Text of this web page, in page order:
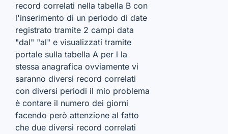
record correlati nella tabella B con
l'inserimento di un periodo di date
registrato tramite 2 campi data
"dal" "al" e visualizzati tramite
portale sulla tabella A per l la
stessa anagrafica ovviamente vi
saranno diversi record correlati
con diversi periodi il mio problema
è contare il numero dei giorni
facendo però attenzione al fatto
che due diversi record correlati